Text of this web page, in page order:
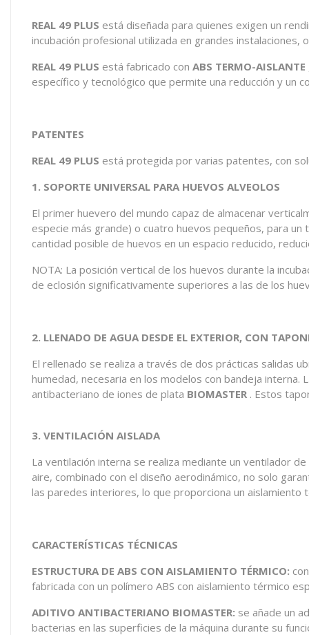
REAL 49 PLUS está diseñada para quienes exigen un
incubación profesional utilizada en grandes
REAL 49 PLUS está fabricado con ABS TERMO-AISLANTE
específico y tecnológico que permite una reducción y un
PATENTES
REAL 49 PLUS está protegida por varias patentes, con
1. SOPORTE UNIVERSAL PARA HUEVOS ALVEOLOS
El primer huevero del mundo capaz de almacenar
especie más grande) o cuatro huevos pequeños, para
cantidad posible de huevos en un espacio reducido,
NOTA: La posición vertical de los huevos durante la
de eclosión significativamente superiores a las de los
2. LLENADO DE AGUA DESDE EL EXTERIOR, CON
El rellenado se realiza a través de dos prácticas salidas
humedad, necesaria en los modelos con bandeja
antibacteriano de iones de plata BIOMASTER . Estos
3. VENTILACIÓN AISLADA
La ventilación interna se realiza mediante un ventilador
aire, combinado con el diseño aerodinámico, no solo
las paredes interiores, lo que proporciona un aislamiento
CARACTERÍSTICAS TÉCNICAS
ESTRUCTURA DE ABS CON AISLAMIENTO TÉRMICO:
fabricada con un polímero ABS con aislamiento térmico
ADITIVO ANTIBACTERIANO BIOMASTER: se añade un
bacterias en las superficies de la máquina durante su